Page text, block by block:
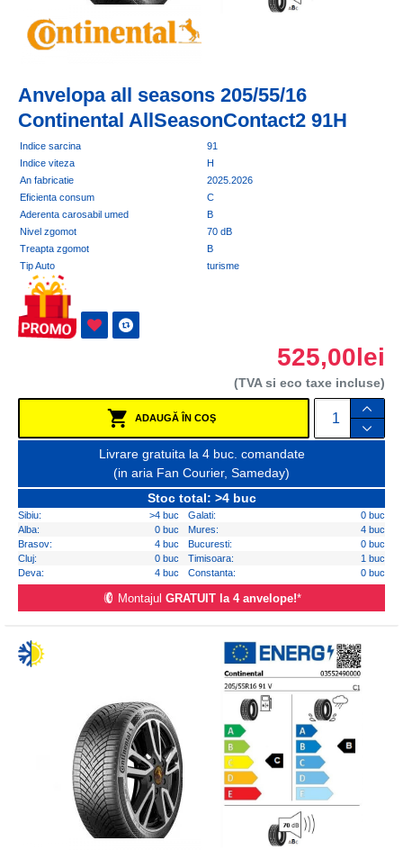
Anvelopa all seasons 205/55/16
Continental AllSeasonContact2 91H
Indice sarcina
91
Indice viteza
H
An fabricatie
2025.2026
Eficienta consum
C
Aderenta carosabil umed
B
Nivel zgomot
70 dB
Treapta zgomot
B
Tip Auto
turisme
525,00lei
(TVA si eco taxe incluse)
ADAUGĂ ÎN COŞ
Livrare gratuita la 4 buc. comandate
(in aria Fan Courier, Sameday)
Stoc total: >4 buc
Sibiu: >4 buc Galati:
0 buc
Alba:
0 buc Mures:
4 buc
Brasov:
4 buc Bucuresti:
0 buc
Cluj:
0 buc Timisoara:
1 buc
Deva:
4 buc Constanta: 0 buc
Montajul GRATUIT la 4 anvelope!*